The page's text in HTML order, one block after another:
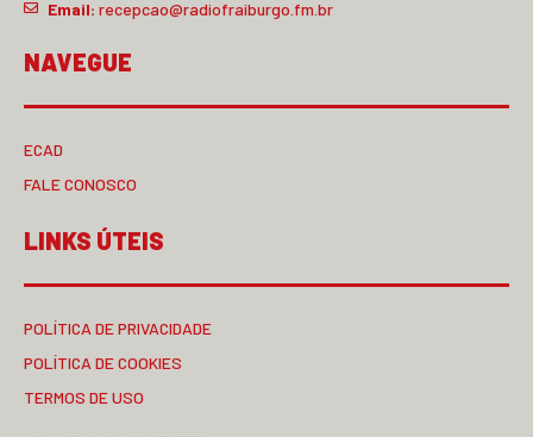
Email: recepcao@radiofraiburgo.fm.br
NAVEGUE
ECAD
FALE CONOSCO
LINKS ÚTEIS
POLÍTICA DE PRIVACIDADE
POLÍTICA DE COOKIES
TERMOS DE USO